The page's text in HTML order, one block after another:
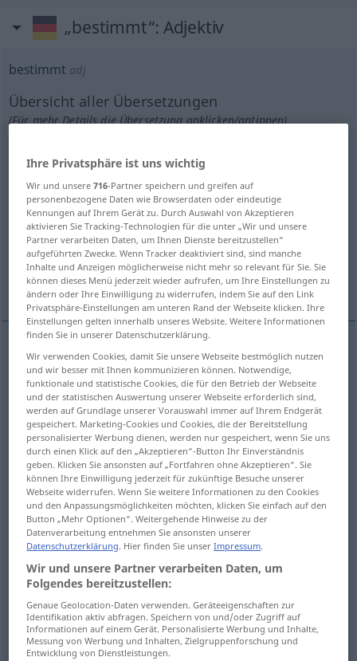
„bestimmt“: Adjektiv
bestimmt adj
Übersicht aller Übersetzungen
(Für mehr Details die Übersetzung anklicken/antippen)
determined, decided, firm, resolute
certain, given
special, particular, specific, definite
bound qualified, definite
determined bestimmtStimme, Worte etc
decided bestimmtStimme, Worte etc
firm bestimmtStimme, Worte etc
resolute bestimmtStimme, Worte etc
certain bestimmt Anzahl, Stunde etc
given bestimmt Anzahl, Stunde etc
Ihre Privatsphäre ist uns wichtig
Wir und unsere716-Partner speichern und greifen auf
personenbezogene Daten wie Browserdaten oder eindeutige
Kennungen auf Ihrem Gerät zu. Durch Auswahl von Akzeptieren
aktivieren Sie Tracking-Technologien für die unter „Wir und unsere
Partner verarbeiten Daten, um Ihnen Dienste bereitzustellen“
aufgeführten Zwecke. Wenn Tracker deaktiviert sind, sind manche
Inhalte und Anzeigen möglicherweise nicht mehr so relevant für Sie. Sie
können dieses Menü jederzeit wieder aufrufen, um Ihre Einstellungen zu
ändern oder Ihre Einwilligung zu widerrufen, indem Sie auf den Link
Privatsphäre-Einstellungen am unteren Rand der Webseite klicken. Ihre
Einstellungen gelten innerhalb unseres Website. Weitere Informationen
finden Sie in unserer Datenschutzerklärung.
Wir verwenden Cookies, damit Sie unsere Webseite bestmöglich nutzen
und wir besser mit Ihnen kommunizieren können. Notwendige,
funktionale und statistische Cookies, die für den Betrieb der Webseite
und der statistischen Auswertung unserer Webseite erforderlich sind,
werden auf Grundlage unserer Vorauswahl immer auf Ihrem Endgerät
gespeichert. Marketing-Cookies und Cookies, die der Bereitstellung
personalisierter Werbung dienen, werden nur gespeichert, wenn Sie uns
durch einen Klick auf den „Akzeptieren“-Button Ihr Einverständnis
geben. Klicken Sie ansonsten auf „Fortfahren ohne Akzeptieren“. Sie
können Ihre Einwilligung jederzeit für zukünftige Besuche unserer
Webseite widerrufen. Wenn Sie weitere Informationen zu den Cookies
und den Anpassungsmöglichkeiten möchten, klicken Sie einfach auf den
Button „Mehr Optionen“. Weitergehende Hinweise zu der
Datenverarbeitung entnehmen Sie ansonsten unserer
Datenschutzerklärung. Hier finden Sie unserImpressum.
Wir und unsere Partner verarbeiten Daten, um
Folgendes bereitzustellen:
Genaue Geolocation-Daten verwenden. Geräteeigenschaften zur
Identifikation aktiv abfragen. Speichern von und/oder Zugriff auf
Informationen auf einem Gerät. Personalisierte Werbung und Inhalte,
Messung von Werbung und Inhalten, Zielgruppenforschung und
Entwicklung von Dienstleistungen.